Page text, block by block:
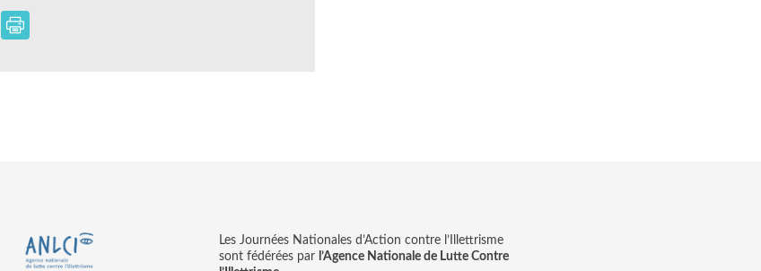
Les Journées Nationales d’Action contre l’Illettrisme
sont fédérées par l’Agence Nationale de Lutte Contre